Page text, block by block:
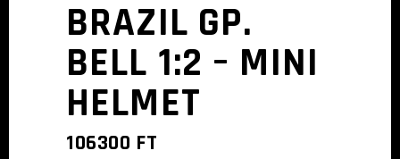
BRAZIL GP.
BELL 1:2 – MINI
HELMET
106300 FT